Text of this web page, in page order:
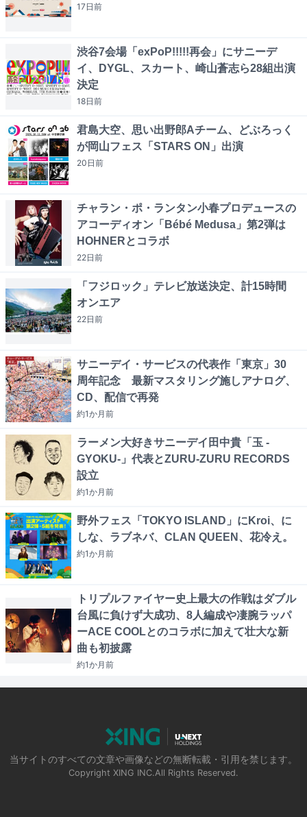
17日前
渋谷7会場「exPoP!!!!!再会」にサニーデ
イ、DYGL、スカート、崎山蒼志ら28組出演
決定
18日前
君島大空、思い出野郎Aチーム、どぶろっく
が岡山フェス「STARS ON」出演
20日前
チャラン・ポ・ランタン小春プロデュースの
アコーディオン「Bébé Medusa」第2弾は
HOHNERとコラボ
22日前
「フジロック」テレビ放送決定、計15時間
オンエア
22日前
サニーデイ・サービスの代表作「東京」30
周年記念 最新マスタリング施しアナログ、
CD、配信で再発
約1か月前
ラーメン大好きサニーデイ田中貴「玉 -
GYOKU-」代表とZURU-ZURU RECORDS
設立
約1か月前
野外フェス「TOKYO ISLAND」にKroi、に
しな、ラブネバ、CLAN QUEEN、花冷え。
約1か月前
トリプルファイヤー史上最大の作戦はダブル
台風に負けず大成功、8人編成や凄腕ラッパ
ーACE COOLとのコラボに加えて壮大な新
曲も初披露
約1か月前
当サイトのすべての文章や画像などの無断転載・引用を禁じます。
Copyright XING INC.All Rights Reserved.